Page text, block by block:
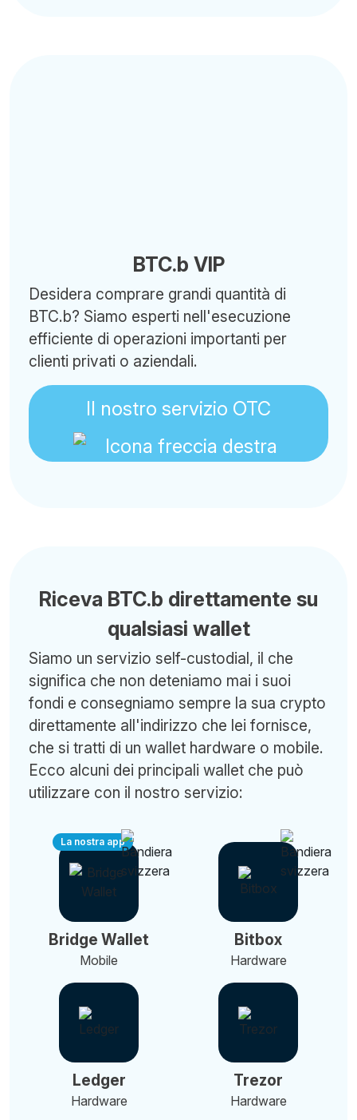
BTC.b VIP
Desidera comprare grandi quantità di
BTC.b? Siamo esperti nell'esecuzione
efficiente di operazioni importanti per
clienti privati o aziendali.
Il nostro servizio OTC
Riceva BTC.b direttamente su
qualsiasi wallet
Siamo un servizio self-custodial, il che
significa che non deteniamo mai i suoi
fondi e consegniamo sempre la sua crypto
direttamente all'indirizzo che lei fornisce,
che si tratti di un wallet hardware o mobile.
Ecco alcuni dei principali wallet che può
utilizzare con il nostro servizio:
La nostra app
Bridge Wallet
Mobile
Bitbox
Hardware
Ledger
Hardware
Trezor
Hardware